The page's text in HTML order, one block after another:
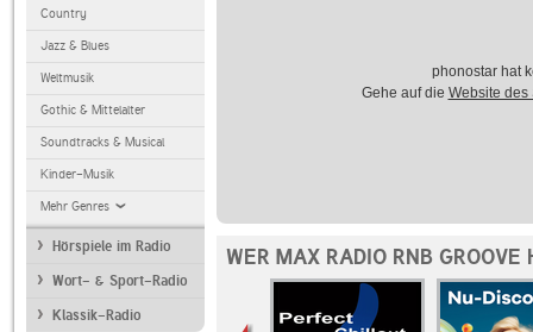
Country
Jazz & Blues
Weltmusik
Gothic & Mittelalter
Soundtracks & Musical
Kinder-Musik
Mehr Genres
Hörspiele im Radio
Wort- & Sport-Radio
Klassik-Radio
phonostar hat
Gehe auf die Website des
WER MAX RADIO RNB GROOVE